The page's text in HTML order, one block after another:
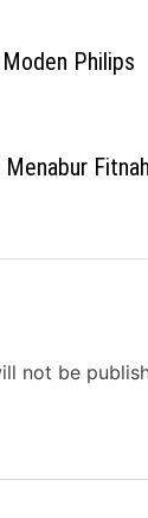
Philips
Fitnah
not be